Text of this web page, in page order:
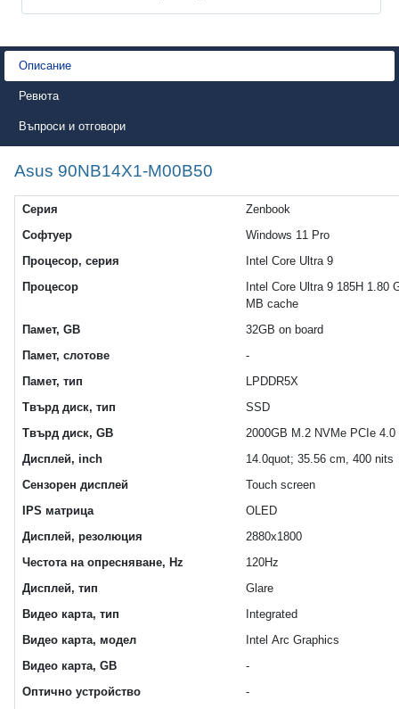
Описание
Ревюта
Въпроси и отговори
Asus 90NB14X1-M00B50
Серия
Zenbook
Софтуер
Windows 11 Pro
Процесор, серия
Intel Core Ultra 9
Процесор
Intel Core Ultra 9 185H 1.80
MB cache
Памет, GB
32GB on board
Памет, слотове
-
Памет, тип
LPDDR5X
Твърд диск, тип
SSD
Твърд диск, GB
2000GB M.2 NVMe PCIe 4.0
Дисплей, inch
14.0quot; 35.56 cm, 400 nits
Сензорен дисплей
Touch screen
IPS матрица
OLED
Дисплей, резолюция
2880x1800
Честота на опресняване, Hz
120Hz
Дисплей, тип
Glare
Видео карта, тип
Integrated
Видео карта, модел
Intel Arc Graphics
Видео карта, GB
-
Оптично устройство
-